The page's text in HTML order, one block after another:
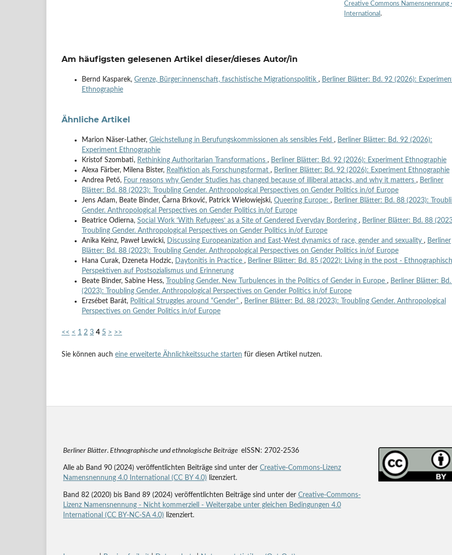
Creative Commons Namensnennung
International .
Am häufigsten gelesenen Artikel dieser/dieses Autor/in
Bernd Kasparek, Grenze, Bürger:innenschaft, faschistische Migrationspolitik , Berliner Blätter: Bd. 92 (2026):
Ethnographie
Ähnliche Artikel
Marion Näser-Lather, Gleichstellung in Berufungskommissionen als sensibles Feld , Berliner Blätter: Bd. 92 (2026):
Experiment Ethnographie
Kristof Szombati, Rethinking Authoritarian Transformations , Berliner Blätter: Bd. 92 (2026): Experiment Ethnographie
Alexa Färber, Milena Bister, Realfiktion als Forschungsformat , Berliner Blätter: Bd. 92 (2026): Experiment Ethnographie
Andrea Pető, Four reasons why Gender Studies has changed because of illiberal attacks, and why it matters , Berliner
Blätter: Bd. 88 (2023): Troubling Gender. Anthropological Perspectives on Gender Politics in/of Europe
Jens Adam, Beate Binder, Čarna Brković, Patrick Wielowiejski, Queering Europe: , Berliner Blätter: Bd. 88 (2023):
Gender. Anthropological Perspectives on Gender Politics in/of Europe
Beatrice Odierna, Social Work ‘With Refugees’ as a Site of Gendered Everyday Bordering , Berliner Blätter: Bd. 88
Troubling Gender. Anthropological Perspectives on Gender Politics in/of Europe
Anika Keinz, Paweł Lewicki, Discussing Europeanization and East-West dynamics of race, gender and sexuality , Berliner
Blätter: Bd. 88 (2023): Troubling Gender. Anthropological Perspectives on Gender Politics in/of Europe
Hana Curak, Dzeneta Hodzic, Daytonitis in Practice , Berliner Blätter: Bd. 85 (2022): Living in the post -
Perspektiven auf Postsozialismus und Erinnerung
Beate Binder, Sabine Hess,
Troubling Gender. New Turbulences in the Politics of Gender in Europe , Berliner Blätter:
(2023): Troubling Gender. Anthropological Perspectives on Gender Politics in/of Europe
Erzsébet Barát, Political Struggles around “Gender” , Berliner Blätter: Bd. 88 (2023): Troubling Gender. Anthropological
Perspectives on Gender Politics in/of Europe
<< < 1 2 3 4 5 > >>
Sie können auch eine erweiterte Ähnlichkeitssuche starten für diesen Artikel nutzen.
Berliner Blätter. Ethnographische und ethnologische Beiträge eISSN: 2702-2536
Alle ab Band 90 (2024) veröffentlichten Beiträge sind unter der Creative-Commons-Lizenz
Namensnennung 4.0 International (CC BY 4.0) lizenziert.
Band 82 (2020) bis Band 89 (2024) veröffentlichten Beiträge sind unter der Creative-Commons-
Lizenz Namensnennung - Nicht kommerziell - Weitergabe unter gleichen Bedingungen 4.0
International (CC BY-NC-SA 4.0) lizenziert.